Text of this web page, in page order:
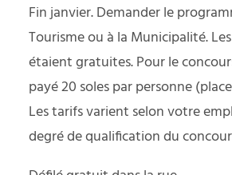
Fin janvier. Demander le
Tourisme ou à la Municipalité.
étaient gratuites. Pour le
payé 20 soles par personne
Les tarifs varient selon votre
degré de qualification du